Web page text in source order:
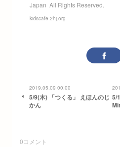
Japan All Rights Reserved.
kidscafe.2hj.org
2019.05.09 00:00
5/9(木) 「つくる」 えほんのじ
かん
5/
0コメント